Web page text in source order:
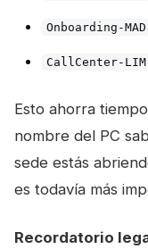
Onboarding-
CallCenter-
Esto ahorra
nombre del PC
sede estás
es todavía más
Recordatorio